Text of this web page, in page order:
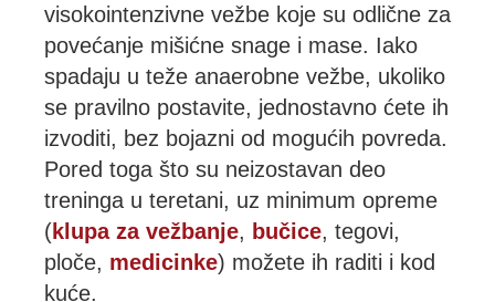
visokointenzivne vežbe koje su odlične za
povećanje mišićne snage i mase. Iako
spadaju u teže anaerobne vežbe, ukoliko
se pravilno postavite, jednostavno ćete ih
izvoditi, bez bojazni od mogućih povreda.
Pored toga što su neizostavan deo
treninga u teretani, uz minimum opreme
(klupa za vežbanje, bučice, tegovi,
ploče, medicinke) možete ih raditi i kod
kuće.